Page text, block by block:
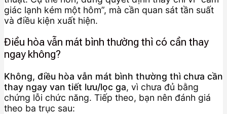
giác lạnh kém một hôm”, mà cần quan sát tần suất
và điều kiện xuất hiện.
Điều hòa vẫn mát bình thường thì có cần thay
ngay không?
Không, điều hòa vẫn mát bình thường thì chưa cần
thay ngay van tiết lưu/lọc ga, vì chưa đủ bằng
chứng lỗi chức năng. Tiếp theo, bạn nên đánh giá
theo ba trục sau: